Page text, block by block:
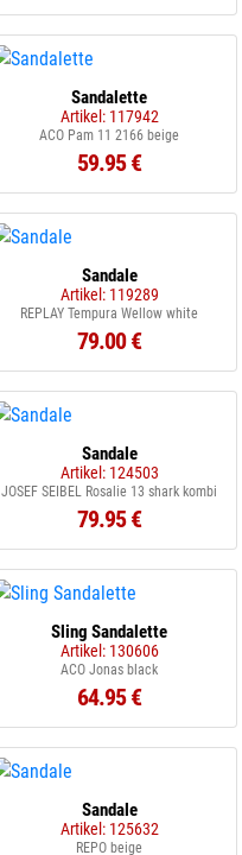
Sandalette
Artikel: 117942
ACO Pam 11 2166 beige
59.95 €
Sandale
Artikel: 119289
REPLAY Tempura Wellow white
79.00 €
Sandale
Artikel: 124503
JOSEF SEIBEL Rosalie 13 shark kombi
79.95 €
Sling Sandalette
Artikel: 130606
ACO Jonas black
64.95 €
Sandale
Artikel: 125632
REPO beige